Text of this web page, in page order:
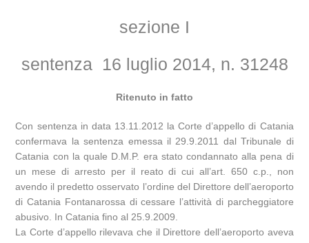
sezione I
sentenza 16 luglio 2014, n. 31248
Ritenuto in fatto
Con sentenza in data 13.11.2012 la Corte d’appello di Catania
confermava la sentenza emessa il 29.9.2011 dal Tribunale di
Catania con la quale D.M.P. era stato condannato alla pena di
un mese di arresto per il reato di cui all’art. 650 c.p., non
avendo il predetto osservato l’ordine del Direttore dell’aeroporto
di Catania Fontanarossa di cessare l’attività di parcheggiatore
abusivo. In Catania fino al 25.9.2009.
La Corte d’appello rilevava che il Direttore dell’aeroporto aveva